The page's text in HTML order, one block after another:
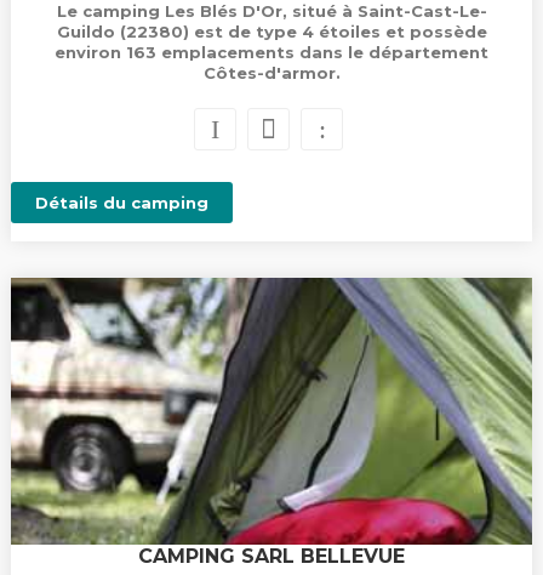
Le camping Les Blés D'Or, situé à Saint-Cast-Le-
Guildo (22380) est de type 4 étoiles et possède
environ 163 emplacements dans le département
Côtes-d'armor.
Détails du camping
CAMPING SARL BELLEVUE